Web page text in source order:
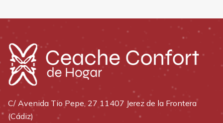
C/ Avenida Tio Pepe, 27 11407 Jerez de la Frontera
(Cádiz)